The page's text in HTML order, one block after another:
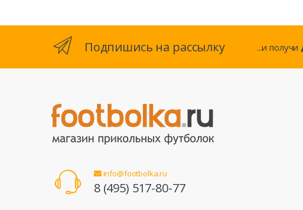
Подпишись на рассылку ...и получи
info@footbolka.ru
8 (495) 517-80-77